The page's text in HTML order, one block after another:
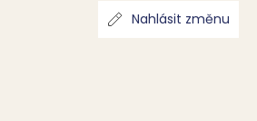
Nahlásit změnu